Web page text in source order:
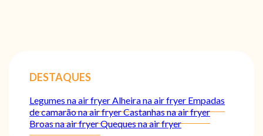
DESTAQUES
Legumes na air fryerAlheira na air fryer Empadas
de camarão na air fryerCastanhas na air fryer
Broas na air fryerQueques na air fryer